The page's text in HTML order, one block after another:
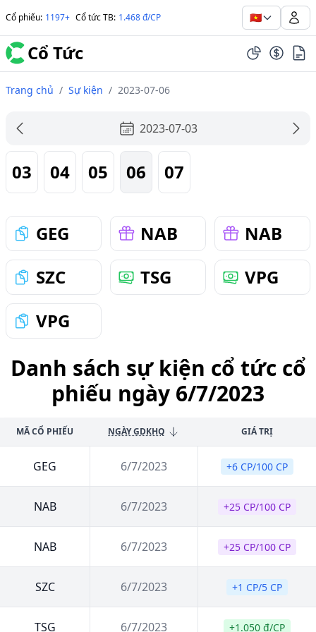
Cổ phiếu: 1197+ Cổ tức TB: 1.468 đ/CP 🇻🇳
Cổ Tức
Trang chủ / Sự kiện / 2023-07-06
2023-07-03
03 04 05 06 07
GEG NAB
NAB
SZC
TSG
VPG
VPG
Danh sách sự kiện cổ tức cổ
phiếu ngày 6/7/2023
MÃ CỔ PHIẾU NGÀY GDKHQ GIÁ TRỊ
GEG 6/7/2023 +6 CP/100 CP
NAB 6/7/2023 +25 CP/100 CP
NAB 6/7/2023 +25 CP/100 CP
SZC 6/7/2023 +1 CP/5 CP
TSG 6/7/2023 +1.050 đ/CP